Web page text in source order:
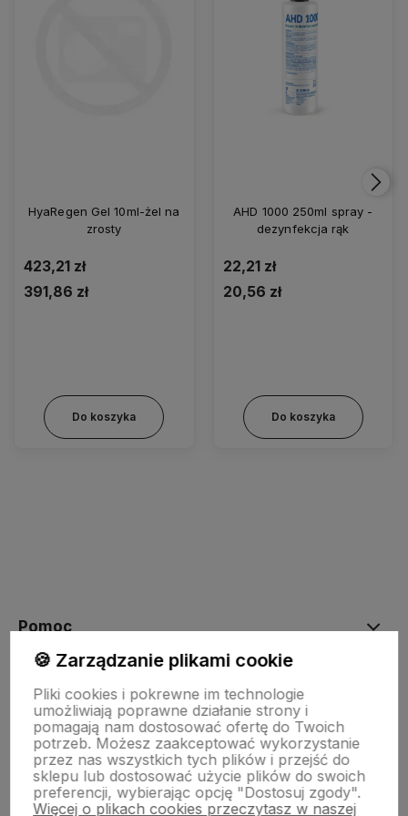
HyaRegen Gel 10ml-żel na
zrosty
423,21 zł
391,86 zł
Do koszyka
AHD 1000 250ml spray -
dezynfekcja rąk
22,21 zł
20,56 zł
Do koszyka
Pomoc
Moje konto
Płatności i dostawa
Informacje
🍪 Zarządzanie plikami cookie
Pliki cookies i pokrewne im technologie
umożliwiają poprawne działanie strony i
pomagają nam dostosować ofertę do Twoich
potrzeb. Możesz zaakceptować wykorzystanie
przez nas wszystkich tych plików i przejść do
sklepu lub dostosować użycie plików do swoich
preferencji, wybierając opcję "Dostosuj zgody".
Więcej o plikach cookies przeczytasz w naszej